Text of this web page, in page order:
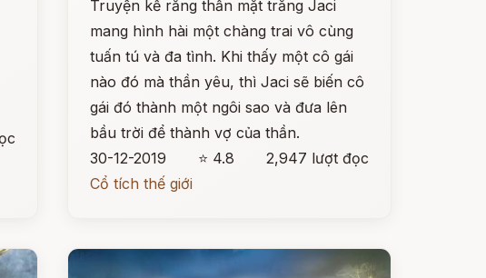
Truyện kể rằng thần mặt trăng Jaci
mang hình hài một chàng trai vô cùng
tuấn tú và đa tình. Khi thấy một cô gái
nào đó mà thần yêu, thì Jaci sẽ biến cô
gái đó thành một ngôi sao và đưa lên
bầu trời để thành vợ của thần.
30-12-2019
⭐ 4.8
2,947 lượt đọc
Cổ tích thế giới